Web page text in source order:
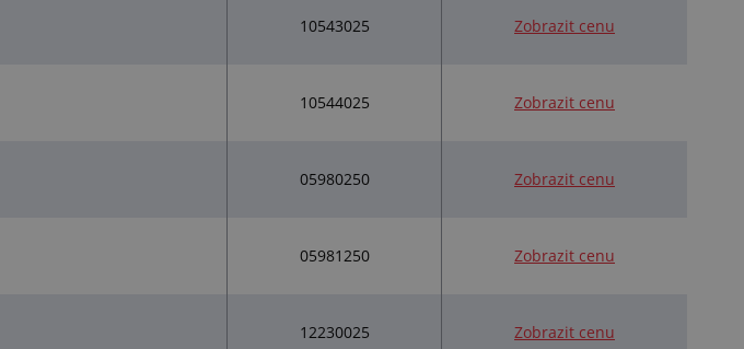
10543025 Zobrazit cenu
10544025 Zobrazit cenu
05980250 Zobrazit cenu
05981250 Zobrazit cenu
12230025 Zobrazit cenu